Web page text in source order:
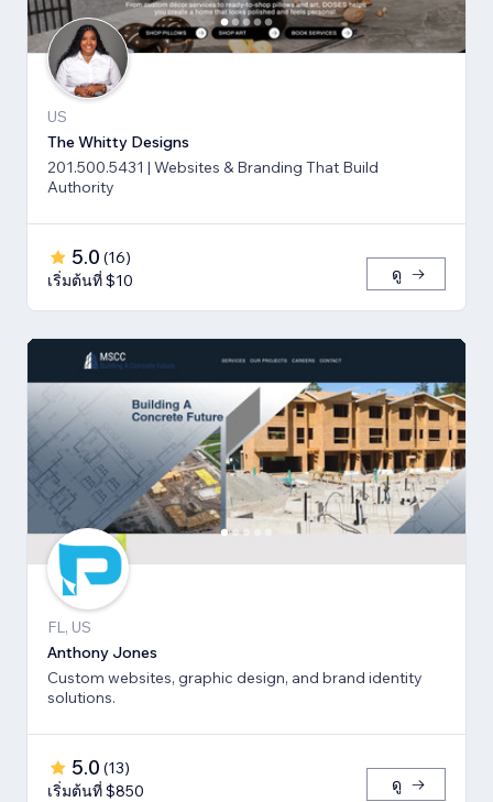
US
The Whitty Designs
201.500.5431 | Websites & Branding That Build
Authority
5.0 (16)
เริ่มต้นที่ $10
ดู
FL, US
Anthony Jones
Custom websites, graphic design, and brand identity
solutions.
5.0 (13)
เริ่มต้นที่ $850
ดู